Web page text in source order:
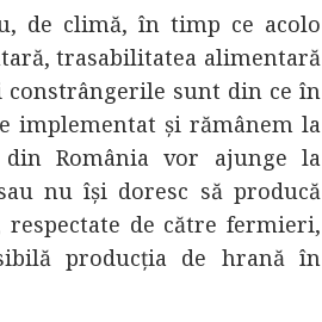
de climă, în timp ce acolo
trasabilitatea alimentară
constrângerile sunt din ce în
implementat și rămânem la
România vor ajunge la
nu își doresc să producă
de către fermieri,
producția de hrană în